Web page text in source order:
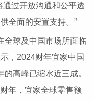
通过开放沟通和公平透
全面的安置支持。”
球及中国市场所面临
，2024财年宜家中国
高峰已缩水近三成。
年，宜家全球零售额